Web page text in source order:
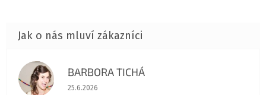
BT BARBORA TICHÁ
Hodnocení obchodu je 5 z 5 hvězdiček.
25.6.2026